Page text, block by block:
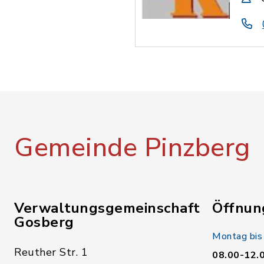
Gemeinde Pinzberg
Verwaltungsgemeinschaft
Gosberg
Reuther Str. 1
Montag
08.00-